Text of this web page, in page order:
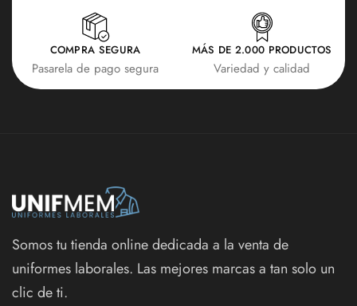
COMPRA SEGURA
Pasarela de pago segura
MÁS DE 2.000 PRODUCTOS
Variedad y calidad
Somos tu tienda online dedicada a la venta de
uniformes laborales. Las mejores marcas a tan solo un
clic de ti.